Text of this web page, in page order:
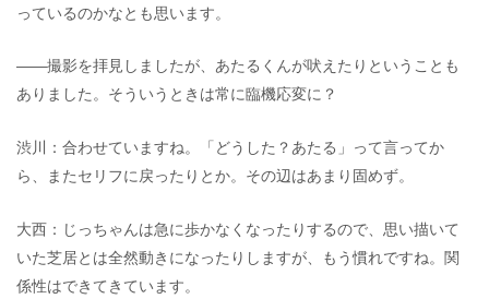
っているのかなとも思います。
――撮影を拝見しましたが、あたるくんが吠えたりということも
ありました。そういうときは常に臨機応変に？
渋川：合わせていますね。「どうした？あたる」って言ってか
ら、またセリフに戻ったりとか。その辺はあまり固めず。
大西：じっちゃんは急に歩かなくなったりするので、思い描いて
いた芝居とは全然動きになったりしますが、もう慣れですね。関
係性はできてきています。